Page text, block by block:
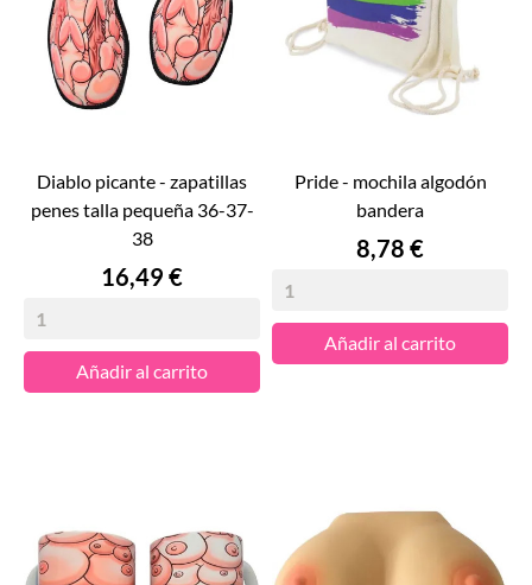
diablo picante - zapatillas
penes talla pequeña 36-37-
38
Precio
16,49 €
Añadir al carrito
pride - mochila algodón
bandera
Precio
8,78 €
Añadir al carrito